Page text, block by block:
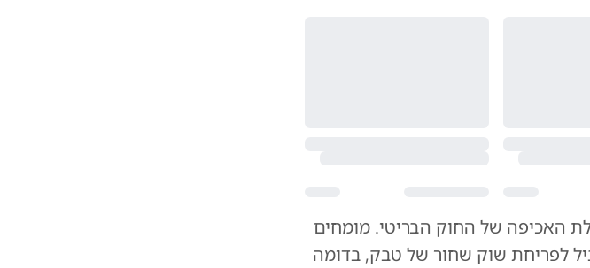
האכיפה של החוק הבריטי. מומחים
לפריחת שוק שחור של טבק, בדומה